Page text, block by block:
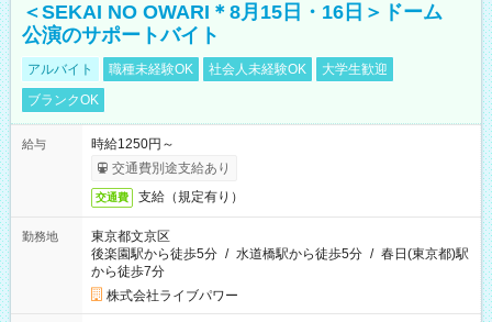
＜SEKAI NO OWARI＊8月15日・16日＞ドーム
公演のサポートバイト
アルバイト 職種未経験OK 社会人未経験OK
大学生歓迎
ブランクOK
給与
時給1250円～
交通費別途支給あり
交通費 支給（規定有り）
勤務地
東京都文京区
後楽園駅から徒歩5分 / 水道橋駅から徒歩5分 / 春日(東京都)駅
から徒歩7分
株式会社ライブパワー